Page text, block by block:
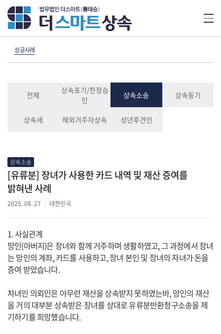
성공사례
전체
상속포기/한정승
인
상속소송 상속등기
상속세 해외거주자상속 성년후견인
상속소송
[유류분] 장녀가 사용한 카드 내역 및 재산 증여를
밝혀낸 사례
2025. 08. 27 대한민국
1. 사실관계
망인(아버지)은 장녀와 함께 거주하며 생활하였고, 그 과정에서 장녀
는 망인의 계좌, 카드를 사용하고, 장녀 본인 및 장녀의 자녀가 돈을
증여 받았습니다.
차녀인 의뢰인은 아무런 재산을 상속받지 못하였는바, 망인의 재산
을 거의 대부분 상속받은 장녀를 상대로 유류분반환청구소송을 제
기하기를 희망했습니다.